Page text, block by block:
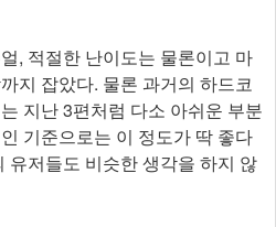
, 적절한 난이도는 물론이고 마
지 잡았다. 물론 과거의 하드코
지난 3편처럼 다소 아쉬운 부분
기준으로는 이 정도가 딱 좋다
유저들도 비슷한 생각을 하지 않